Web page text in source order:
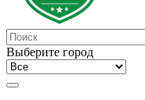
Выберите город